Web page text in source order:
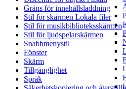
Gräns för innehållsladdning
Stil för skärmen Lokala filer
Stil för musikbiblioteksskärmen
Stil för ljudspelarskärmen
Snabbmenystil
Fönster
Skärm
Tillgänglighet
Språk